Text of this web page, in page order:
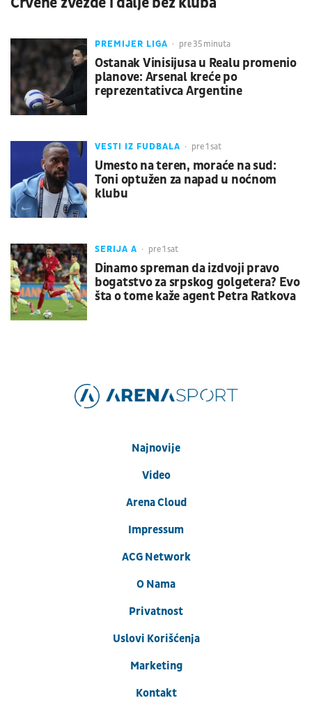
PREMIJER LIGA pre 35 minuta
Ostanak Vinisijusa u Realu promenio
planove: Arsenal kreće po
reprezentativca Argentine
VESTI IZ FUDBALA pre 1 sat
Umesto na teren, moraće na sud:
Toni optužen za napad u noćnom
klubu
SERIJA A pre 1 sat
Dinamo spreman da izdvoji pravo
bogatstvo za srpskog golgetera? Evo
šta o tome kaže agent Petra Ratkova
Najnovije
Video
Arena Cloud
Impressum
ACG Network
O Nama
Privatnost
Uslovi Korišćenja
Marketing
Kontakt